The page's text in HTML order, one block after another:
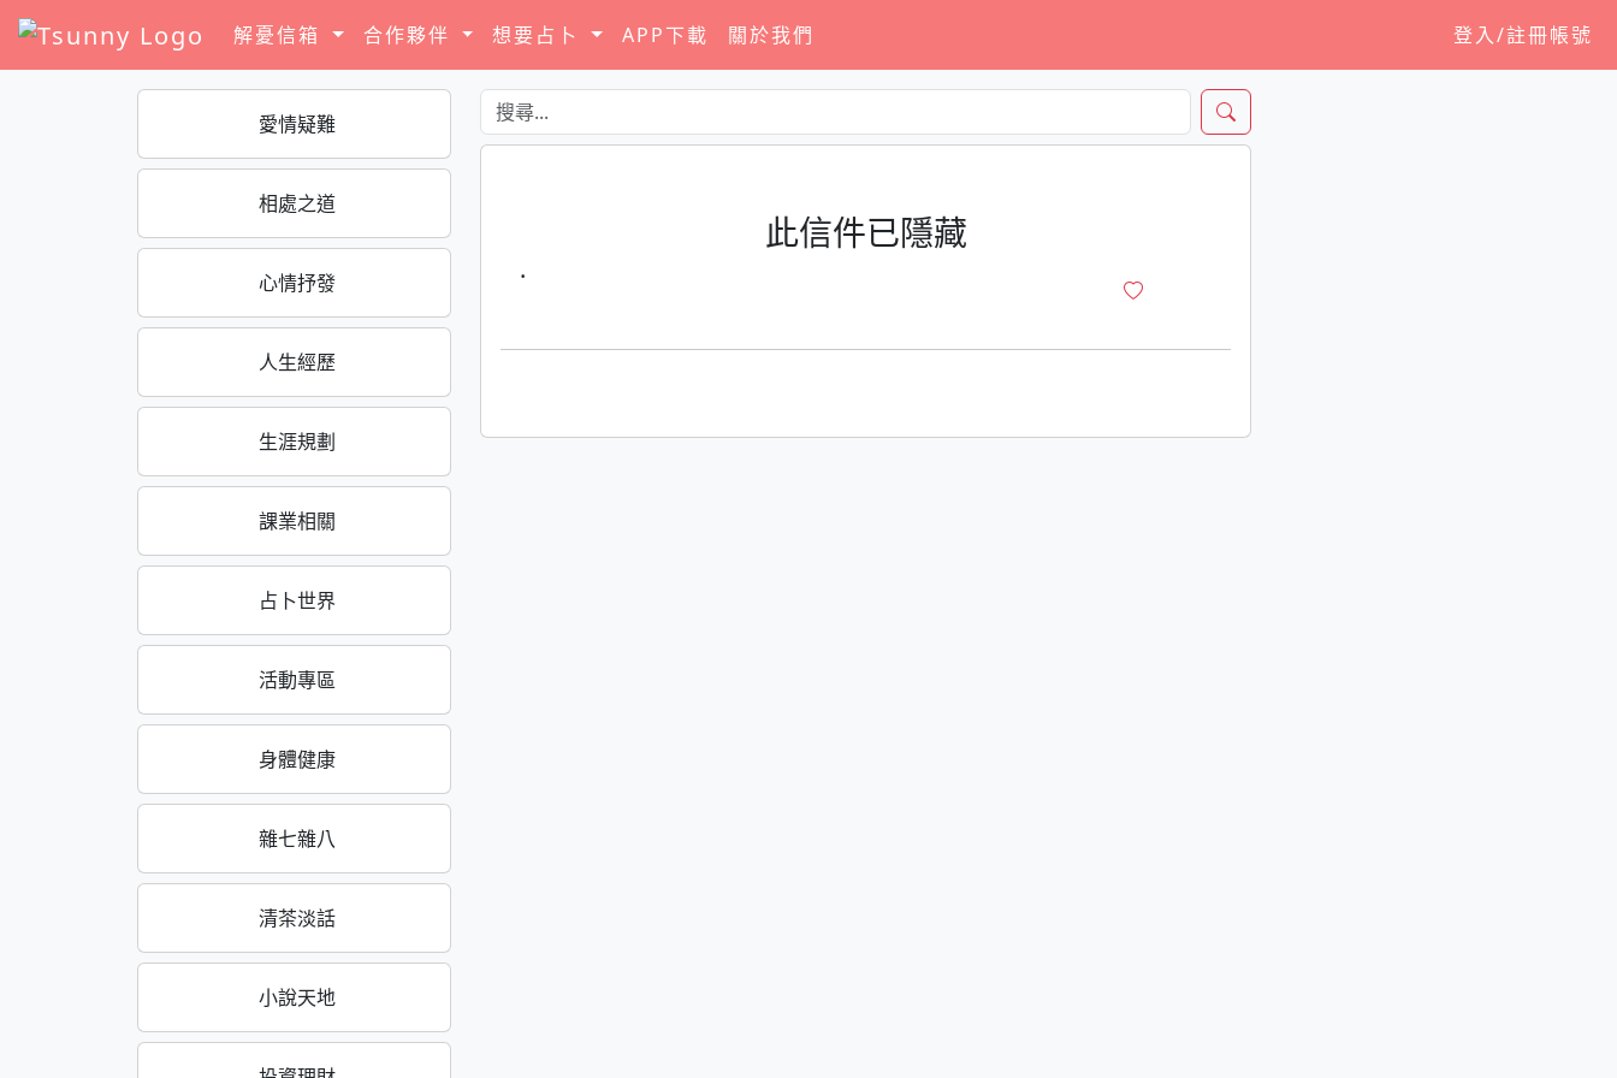
解憂信箱 合作夥伴 想要占卜 APP下載 關於我們 登入/註冊帳號
愛情疑難
相處之道
心情抒發
人生經歷
生涯規劃
課業相關
占卜世界
活動專區
身體健康
雜七雜八
清茶淡話
小說天地
此信件已隱藏
·